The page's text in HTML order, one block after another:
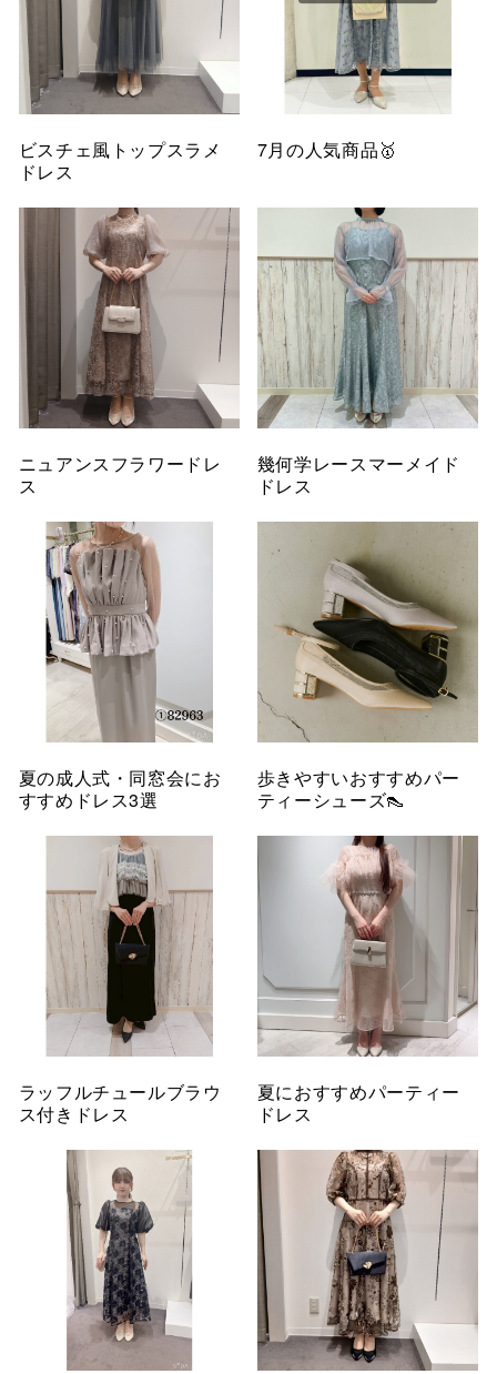
ビスチェ風トップスラメ
ドレス
7月の人気商品🥇
ニュアンスフラワードレ
ス
幾何学レースマーメイド
ドレス
夏の成人式・同窓会にお
すすめドレス3選
歩きやすいおすすめパー
ティーシューズ👠
ラッフルチュールブラウ
ス付きドレス
夏におすすめパーティー
ドレス